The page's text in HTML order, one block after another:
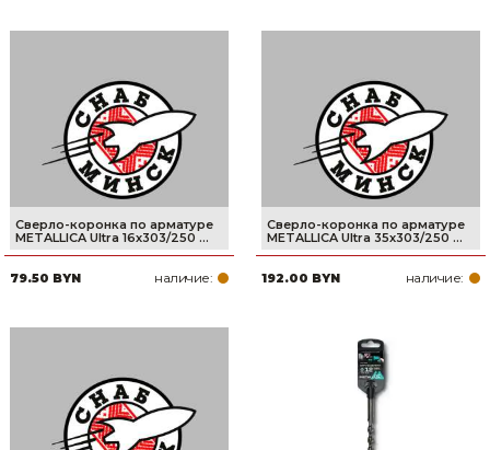
Сверло-коронка по арматуре
METALLICA Ultra 16х303/250 ...
79.50 BYN наличие:
Сверло-коронка по арматуре
METALLICA Ultra 35х303/250 ...
192.00 BYN наличие: